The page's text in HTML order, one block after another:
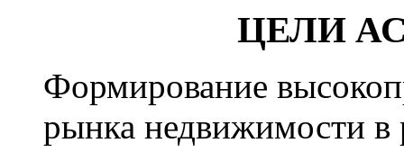
ЦЕЛИ
Формирование
рынка недвижимости в